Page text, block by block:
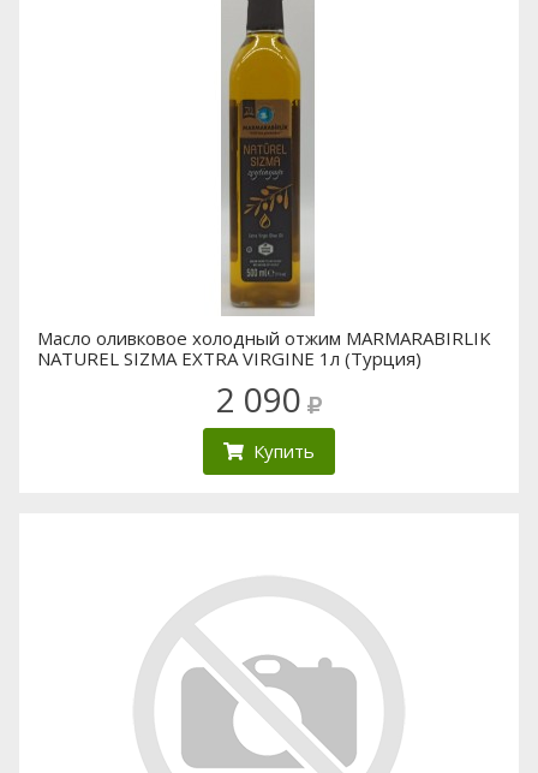
Масло оливковое холодный отжим MARMARABIRLIK
NATUREL SIZMA EXTRA VIRGINE 1л (Турция)
2 090
Купить